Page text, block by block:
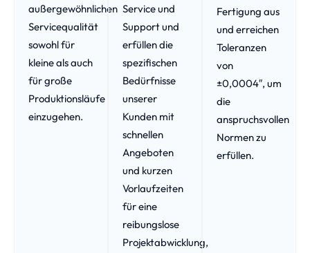
außergewöhnlichen
Servicequalität
sowohl für
kleine als auch
für große
Produktionsläufe
einzugehen.
Service und
Support und
erfüllen die
spezifischen
Bedürfnisse
unserer
Kunden mit
schnellen
Angeboten
und kurzen
Vorlaufzeiten
für eine
reibungslose
Projektabwicklung,
Fertigung aus
und erreichen
Toleranzen
von
±0,0004″, um
die
anspruchsvollen
Normen zu
erfüllen.